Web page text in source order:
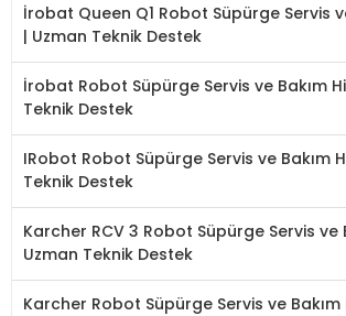
İrobat Queen Q1 Robot Süpürge Servis
| Uzman Teknik Destek
İrobat Robot Süpürge Servis ve Bakım
Teknik Destek
IRobot Robot Süpürge Servis ve Bakım
Teknik Destek
Karcher RCV 3 Robot Süpürge Servis ve
Uzman Teknik Destek
Karcher Robot Süpürge Servis ve Bakım